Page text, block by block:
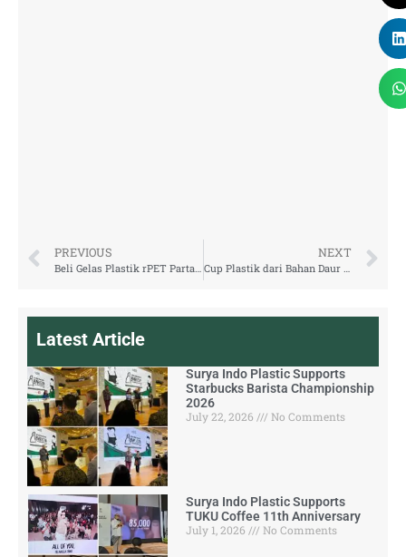
PREVIOUS
Beli Gelas Plastik rPET Partai Besar untuk Bisnis F&B yang Lebih Efisien
NEXT
Cup Plastik dari Bahan Daur Ulang untuk Bisnis Minuman Modern
Latest Article
Surya Indo Plastic Supports
Starbucks Barista Championship
2026
July 22, 2026
No Comments
Surya Indo Plastic Supports
TUKU Coffee 11th Anniversary
July 1, 2026
No Comments